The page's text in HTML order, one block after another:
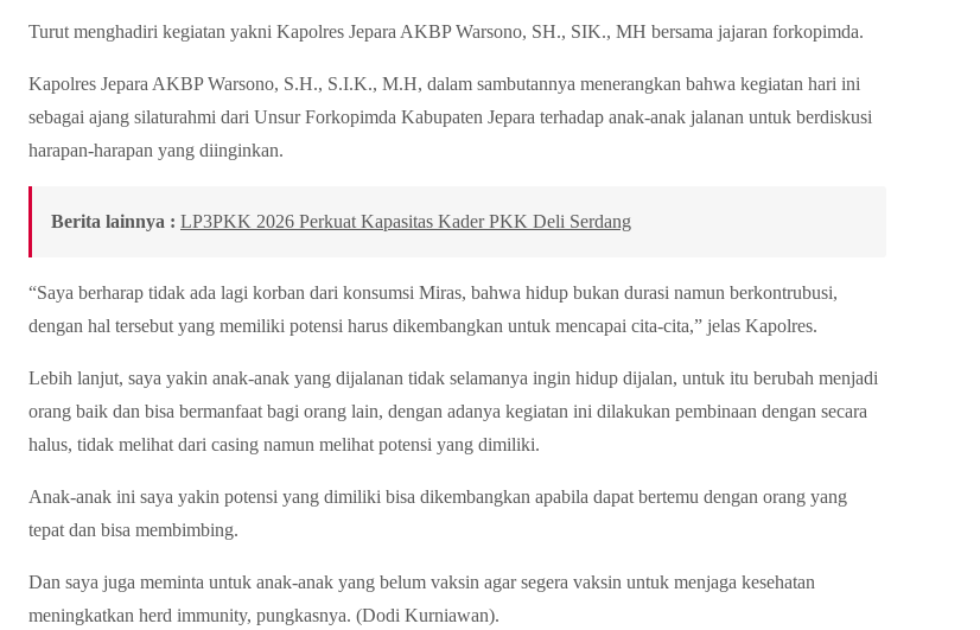
Turut menghadiri kegiatan yakni Kapolres Jepara AKBP Warsono, SH., SIK., MH bersama jajaran forkopimda.
Kapolres Jepara AKBP Warsono, S.H., S.I.K., M.H, dalam sambutannya menerangkan bahwa kegiatan hari ini
sebagai ajang silaturahmi dari Unsur Forkopimda Kabupaten Jepara terhadap anak-anak jalanan untuk berdiskusi
harapan-harapan yang diinginkan.
Berita lainnya : LP3PKK 2026 Perkuat Kapasitas Kader PKK Deli Serdang
“Saya berharap tidak ada lagi korban dari konsumsi Miras, bahwa hidup bukan durasi namun berkontrubusi,
dengan hal tersebut yang memiliki potensi harus dikembangkan untuk mencapai cita-cita,” jelas Kapolres.
Lebih lanjut, saya yakin anak-anak yang dijalanan tidak selamanya ingin hidup dijalan, untuk itu berubah menjadi
orang baik dan bisa bermanfaat bagi orang lain, dengan adanya kegiatan ini dilakukan pembinaan dengan secara
halus, tidak melihat dari casing namun melihat potensi yang dimiliki.
Anak-anak ini saya yakin potensi yang dimiliki bisa dikembangkan apabila dapat bertemu dengan orang yang
tepat dan bisa membimbing.
Dan saya juga meminta untuk anak-anak yang belum vaksin agar segera vaksin untuk menjaga kesehatan
meningkatkan herd immunity, pungkasnya. (Dodi Kurniawan).